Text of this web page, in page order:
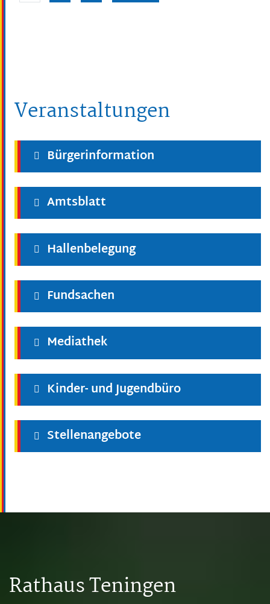
Veranstaltungen
Bürgerinformation
Amtsblatt
Hallenbelegung
Fundsachen
Mediathek
Kinder- und Jugendbüro
Stellenangebote
Rathaus Teningen